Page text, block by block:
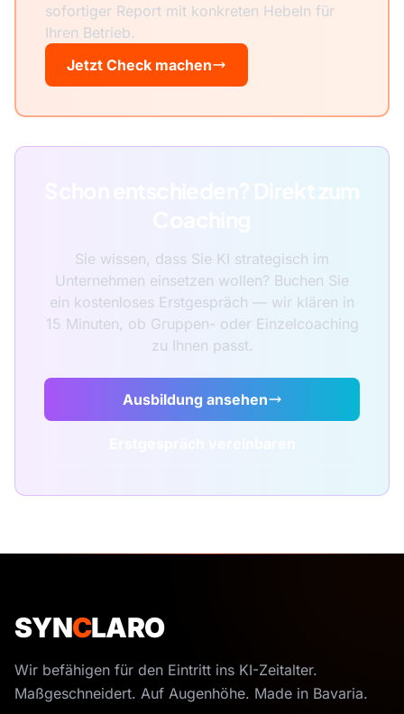
sofortiger Report mit konkreten Hebeln für
Ihren Betrieb.
Jetzt Check machen
Schon entschieden? Direkt zum
Sie wissen, dass Sie KI strategisch im
Unternehmen einsetzen wollen? Buchen Sie
ein kostenloses Erstgespräch — wir klären in
15 Minuten, ob Gruppen- oder Einzelcoaching
zu Ihnen passt.
Ausbildung ansehen
SYNCLARO
Wir befähigen für den Eintritt ins KI-Zeitalter.
Maßgeschneidert. Auf Augenhöhe. Made in Bavaria.